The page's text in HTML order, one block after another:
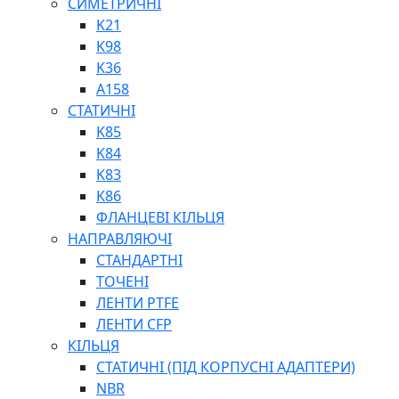
ШАРНІРНІ ПІДШИПНИКИ
ВУХА ГІДРОЦИЛІНДРА
ТРУБИ ХОНІНГОВАНІ
ШТОКИ ХРОМОВАНІ
МАСТИЛЬНЕ ОБЛАДНАННЯ
ПІСТОЛЕТИ
НАСОСИ ТА ПОМПИ
НАГНІТАЧІ
МУФТИ (НАСАДКИ) ДЛЯ ШПРИЦІВ
МАСЛЯНКИ, ЛІЙКИ
ПРЕС-МАСЛЯНКИ
K21
K98
K36
A158
СТАТИЧНІ
K85
K84
K83
K86
ФЛАНЦЕВІ КІЛЬЦЯ
НАПРАВЛЯЮЧІ
СТАНДАРТНІ
ТОЧЕНІ
ЛЕНТИ PTFE
ЛЕНТИ CFP
КІЛЬЦЯ
СТАТИЧНІ (ПІД КОРПУСНІ АДАПТЕРИ)
NBR